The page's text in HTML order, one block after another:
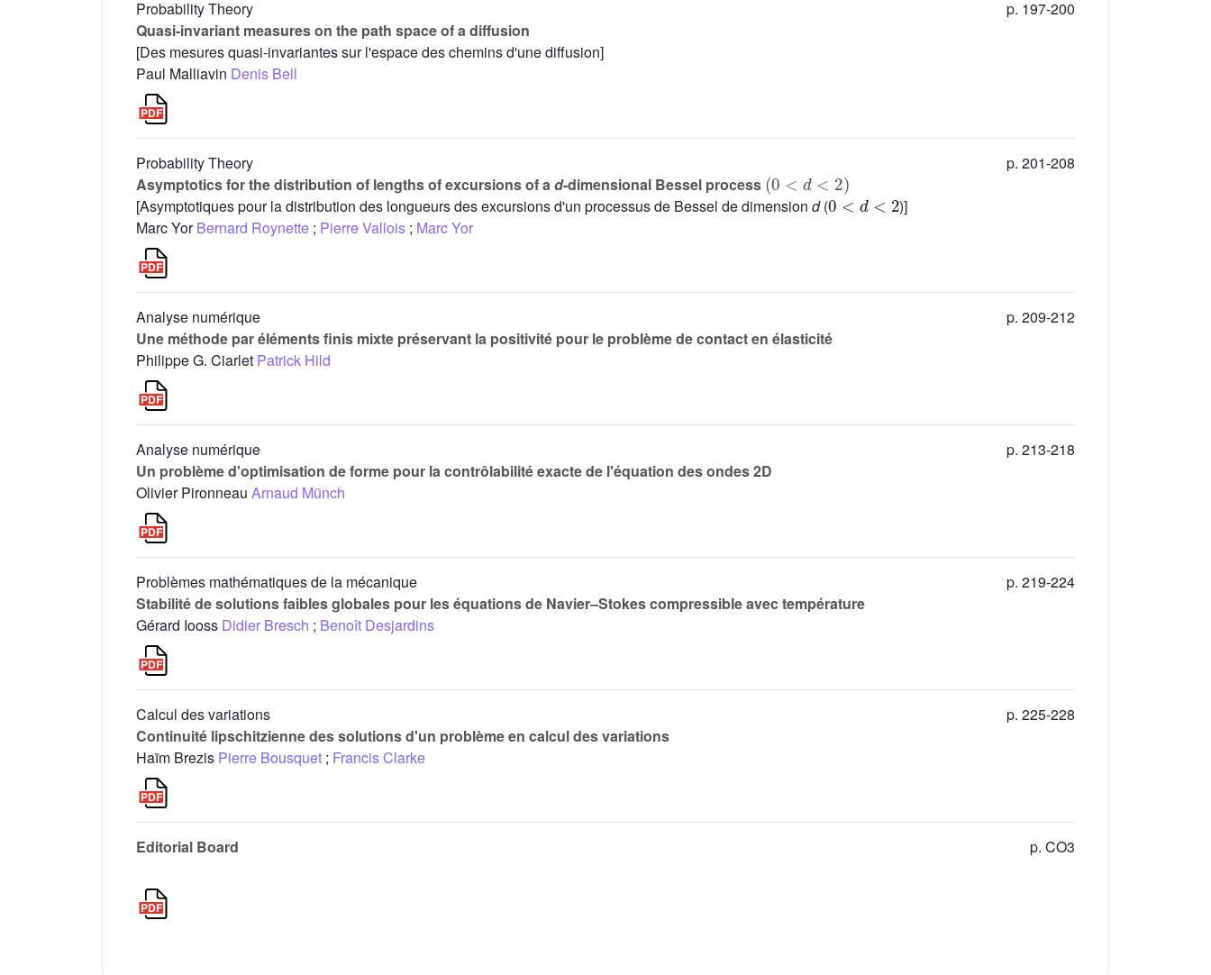
Probability Theory
Quasi-invariant measures on the path space of a diffusion
[Des mesures quasi-invariantes sur l'espace des chemins d'une diffusion]
Paul Malliavin Denis Bell
p. 197-200
Probability Theory
Asymptotics for the distribution of lengths of excursions of ad-dimensional Bessel process
(
[Asymptotiques pour la distribution des longueurs des excursions d'un processus de Bessel de dimension d(
0<d
)]
Marc YorBernard Roynette ; Pierre Vallois ; Marc Yor
p. 201-208
Analyse numérique
Une méthode par éléments finis mixte préservant la positivité pour le problème de contact en élasticité
Philippe G. Ciarlet Patrick Hild
p. 209-212
Analyse numérique
Un problème d'optimisation de forme pour la contrôlabilité exacte de l'équation des ondes 2D
Olivier Pironneau Arnaud Münch
p. 213-218
Problèmes mathématiques de la mécanique
Stabilité de solutions faibles globales pour les équations de Navier–Stokes compressible avec température
Gérard Iooss Didier Bresch ; Benoît Desjardins
p. 219-224
Calcul des variations
Continuité lipschitzienne des solutions d'un problème en calcul des variations
Haïm Brezis Pierre Bousquet ; Francis Clarke
p. 225-228
Editorial Board p. CO3